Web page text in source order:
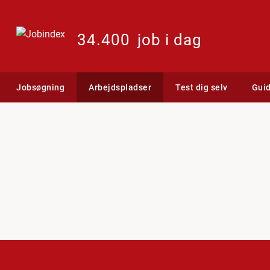
34.400 job i dag
Jobsøgning Arbejdspladser Test dig selv